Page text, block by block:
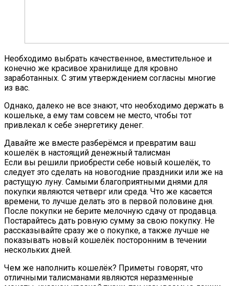
Необходимо выбрать качественное, вместительное и
конечно же красивое хранилище для кровно
заработанных. С этим утверждением согласны многие
из вас.
Однако, далеко не все знают, что необходимо держать в
кошельке, а ему там совсем не место, чтобы тот
привлекал к себе энергетику денег.
Давайте же вместе разберёмся и превратим ваш
кошелёк в настоящий денежный талисман
Если вы решили приобрести себе новый кошелёк, то
следует это сделать на новогодние праздники или же на
растущую луну. Самыми благоприятными днями для
покупки являются четверг или среда. Что же касается
времени, то лучше делать это в первой половине дня.
После покупки не берите мелочную сдачу от продавца.
Постарайтесь дать ровную сумму за свою покупку. Не
рассказывайте сразу же о покупке, а также лучше не
показывать новый кошелёк посторонним в течении
нескольких дней.
Чем же наполнить кошелёк? Приметы говорят, что
отличными талисманами являются неразменные